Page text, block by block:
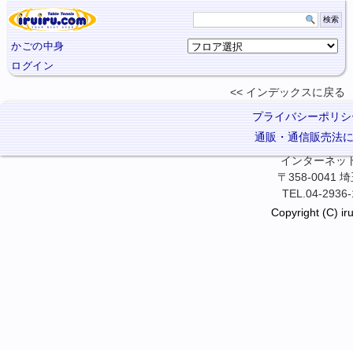
かごの中身
ログイン
インデックスに 戻る
プライバシーポリ
通販・通信販売法
インターネッ
〒358-0041
TEL.04-
Copyright (C)